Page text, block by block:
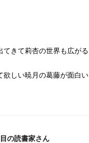
てきて莉杏の世界も広がる
欲しい暁月の葛藤が面白い
の読書家さん